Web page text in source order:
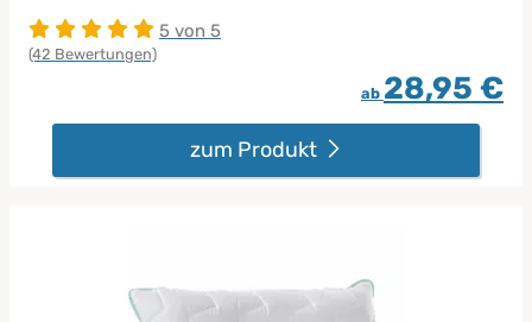
5 von 5
(42 Bewertungen)
ab 28,95 €
zum Produkt